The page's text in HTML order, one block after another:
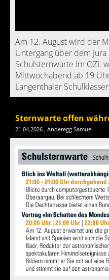
Am 12. August wird der
Untergang über dem
Schulsternwarte im OZL
Mittwochabend ab 19
Langenthaler
21.04.2026 , Anderegg Samuel